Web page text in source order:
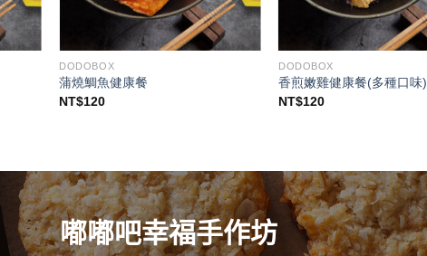
DODOBOX
蒲燒鯛魚健康餐
NT$120
DODOBOX
香煎嫩雞健康餐(多種口味)
NT$120
嘟嘟吧幸福手作坊